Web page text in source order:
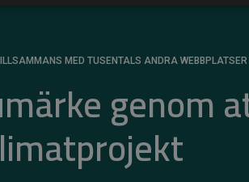
MED TUSENTALS ANDRA WEBBPLATSER
genom